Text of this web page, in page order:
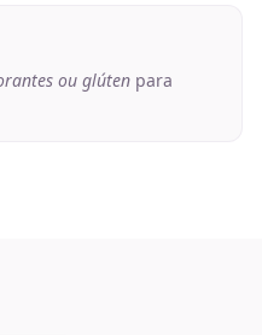
ou glúten para